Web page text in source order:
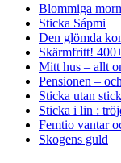
Blommiga
Sticka Sápmi
Den glömda
Skärmfritt!
Mitt hus – allt
Pensionen –
Sticka utan
Sticka i lin :
Femtio vantar
Skogens guld